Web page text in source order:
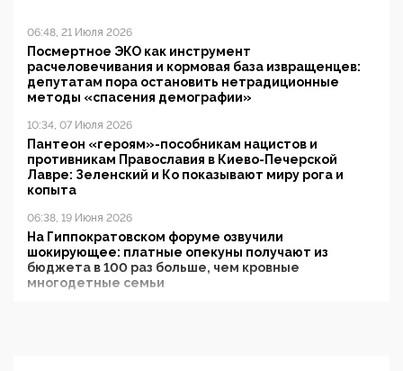
06:48, 21 Июля 2026
Посмертное ЭКО как инструмент
расчеловечивания и кормовая база извращенцев:
депутатам пора остановить нетрадиционные
методы «спасения демографии»
10:34, 07 Июля 2026
Пантеон «героям»-пособникам нацистов и
противникам Православия в Киево-Печерской
Лавре: Зеленский и Ко показывают миру рога и
копыта
06:38, 19 Июня 2026
На Гиппократовском форуме озвучили
шокирующее: платные опекуны получают из
бюджета в 100 раз больше, чем кровные
многодетные семьи